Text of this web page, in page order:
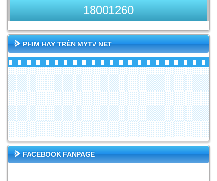
18001260
PHIM HAY TRÊN MYTV NET
FACEBOOK FANPAGE